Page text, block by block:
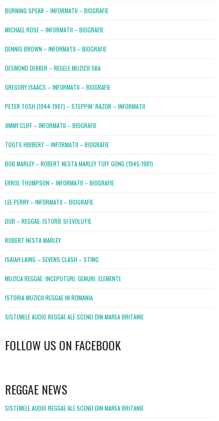
BURNING SPEAR – INFORMATII – BIOGRAFIE
MICHAEL ROSE – INFORMATII – BIOGRAFIE
DENNIS BROWN – INFORMATII – BIOGRAFIE
DESMOND DEKKER – REGELE MUZICII SKA
GREGORY ISAACS – INFORMATII – BIOGRAFIE
PETER TOSH (1944-1987) – STEPPIN’ RAZOR – INFORMATII
JIMMY CLIFF – INFORMATII – BIOGRAFIE
TOOTS HIBBERT – INFORMATII – BIOGRAFIE
BOB MARLEY – ROBERT NESTA MARLEY TUFF GONG (1945-1981)
ERROL THOMPSON – INFORMATII – BIOGRAFIE
LEE PERRY – INFORMATII – BIOGRAFIE
DUB – REGGAE: ISTORIE SI EVOLUTIE
ROBERT NESTA MARLEY
ISAIAH LAING – SEVENS CLASH – STING
MUZICA REGGAE. INCEPUTURI, GENURI, ELEMENTE
ISTORIA MUZICII REGGAE IN ROMANIA
SISTEMELE AUDIO REGGAE ALE SCENEI DIN MAREA BRITANIE
FOLLOW US ON FACEBOOK
REGGAE NEWS
SISTEMELE AUDIO REGGAE ALE SCENEI DIN MAREA BRITANIE